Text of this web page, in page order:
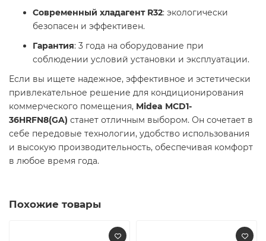
Современный хладагент R32: экологически
безопасен и эффективен.
Гарантия: 3 года на оборудование при
соблюдении условий установки и эксплуатации.
Если вы ищете надежное, эффективное и эстетически
привлекательное решение для кондиционирования
коммерческого помещения, Midea MCD1-
36HRFN8(GA) станет отличным выбором. Он сочетает в
себе передовые технологии, удобство использования
и высокую производительность, обеспечивая комфорт
в любое время года.
Похожие товары